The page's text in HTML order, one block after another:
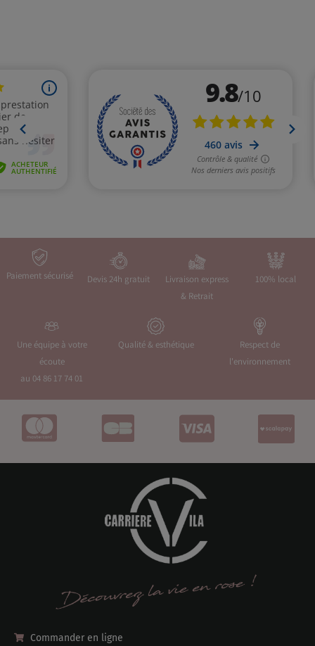
Paiement sécurisé Devis 24h gratuit
Livraison express
& Retrait
100% local
Une équipe à votre
écoute
au 04 86 17 74 01
Qualité & esthétique
Respect de
l'environnement
Commander en ligne